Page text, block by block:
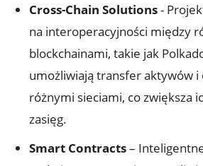
Cross-Chain Solutions-⁤
na‍ interoperacyjności między
⁤blockchainami, takie jak
umożliwiają transfer ⁢aktywów i
różnymi sieciami, co zwiększa
zasięg.
Smart Contracts–